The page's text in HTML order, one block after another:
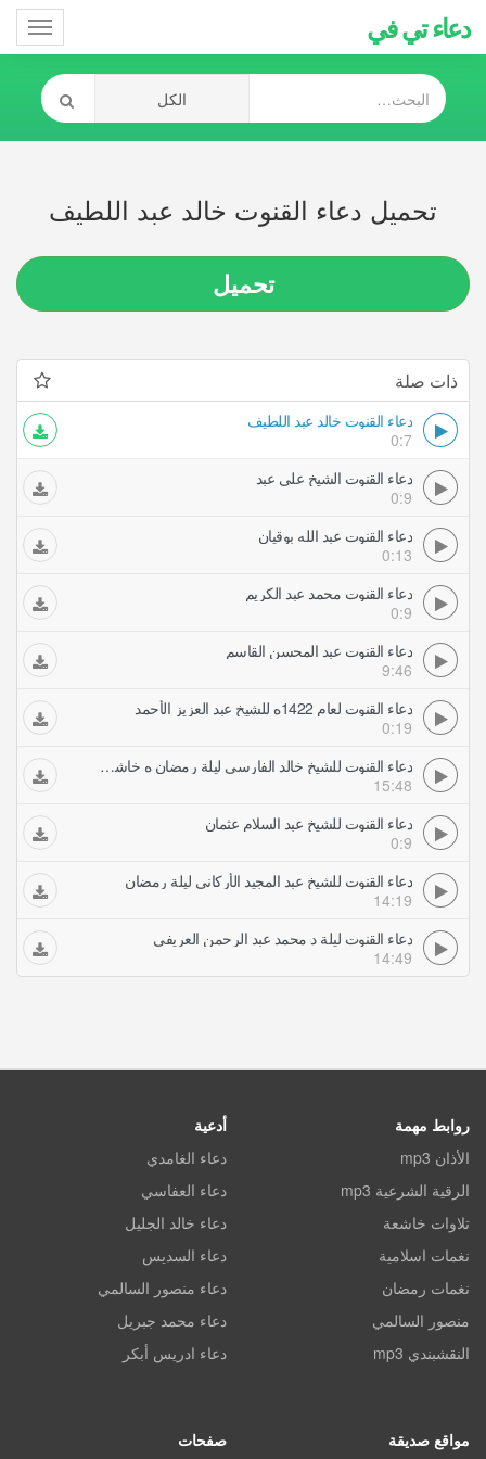
دعاء تي في
تحميل دعاء القنوت خالد عبد اللطيف
تحميل
ذات صلة
دعاء القنوت خالد عبد اللطيف
0:7
دعاء القنوت الشيخ علي عبد
0:9
دعاء القنوت عبد الله بوقيان
0:13
دعاء القنوت محمد عبد الكريم
0:9
دعاء القنوت عبد المحسن القاسم
9:46
دعاء القنوت لعام 1422ه للشيخ عبد العزيز الأحمد
0:19
دعاء القنوت للشيخ خالد الفارسي ليلة رمضان ه خاشع ومؤثر
15:48
دعاء القنوت للشيخ عبد السلام عثمان
0:9
دعاء القنوت للشيخ عبد المجيد الأركاني ليلة رمضان
14:19
دعاء القنوت ليلة د محمد عبد الرحمن العريفي
14:49
روابط مهمة
الأذان mp3
الرقية الشرعية mp3
تلاوات خاشعة
نغمات اسلامية
نغمات رمضان
منصور السالمي
النقشبندي mp3
أدعية
دعاء الغامدي
دعاء العفاسي
دعاء خالد الجليل
دعاء السديس
دعاء منصور السالمي
دعاء محمد جبريل
دعاء ادريس أبكر
مواقع صديقة صفحات